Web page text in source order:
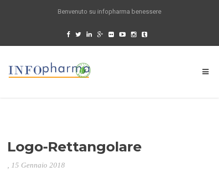
Benvenuto su infopharma benessere
Logo-Rettangolare
, 15 Gennaio 2018